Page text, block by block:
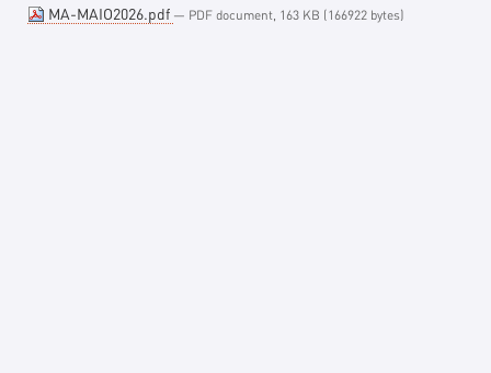
MA-MAIO2026.pdf — PDF document, 163 KB (166922 bytes)